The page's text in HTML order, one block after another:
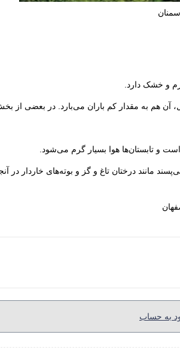
و خشک دارد.
هم به مقدار کم باران می‌بارد. در بعضی از
و تابستان‌ها هوا بسیار گرم می‌شود.
مانند درختان تاغ و گز و بوته‌های خاردار در
به حساب